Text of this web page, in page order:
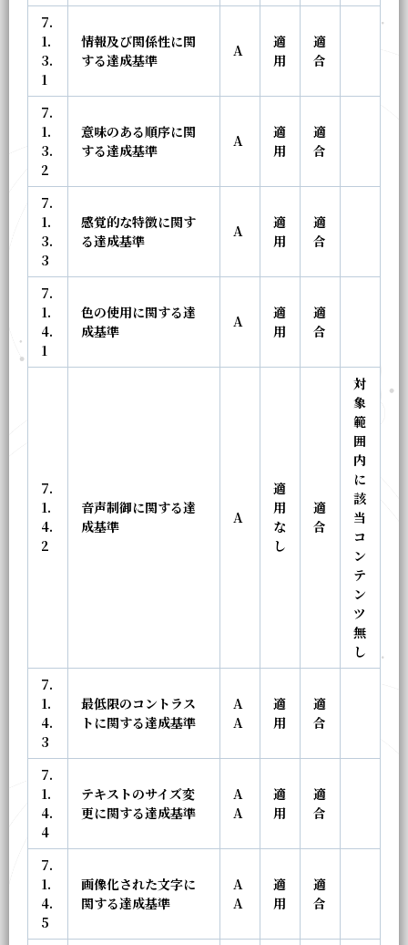
7.
1.
3.
1
情報及び関係性に関
する達成基準
A
適
用
適
合
7.
1.
3.
2
意味のある順序に関
する達成基準
A
適
用
適
合
7.
1.
3.
3
感覚的な特徴に関す
る達成基準
A
適
用
適
合
7.
1.
4.
1
色の使用に関する達
成基準
A
適
用
適
合
7.
1.
4.
2
音声制御に関する達
成基準
A
適
用
な
し
適
合
対
象
範
囲
内
に
該
当
コ
ン
テ
ン
ツ
無
し
7.
1.
4.
3
最低限のコントラス
トに関する達成基準
A
A
適
用
適
合
7.
1.
4.
4
テキストのサイズ変
更に関する達成基準
A
A
適
用
適
合
7.
1.
4.
5
画像化された文字に
関する達成基準
A
A
適
用
適
合